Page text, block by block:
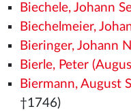
Biechele, Johann
Biechelmeier,
Bieringer, Johann
Bierle, Peter
Biermann, August
†1746)